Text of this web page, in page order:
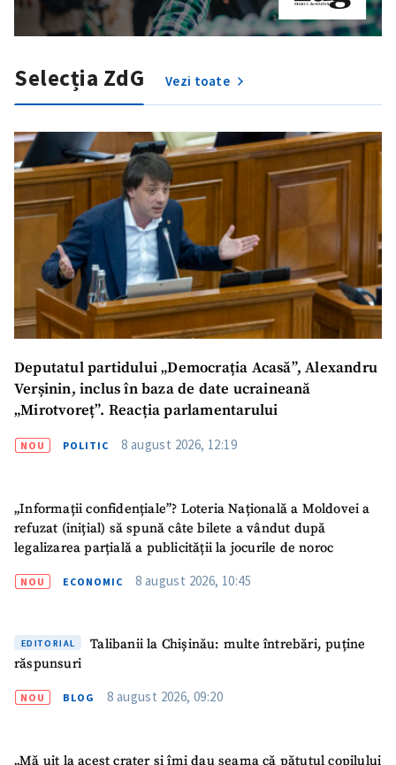
in English
на русском
Selecția ZdG Vezi toate
Deputatul partidului „Democrația Acasă”, Alexandru
Verșinin, inclus în baza de date ucraineană
„Mirotvoreț”. Reacția parlamentarului
NOU POLITIC 8 august 2026, 12:19
„Informații confidențiale”? Loteria Națională a Moldovei a
refuzat (inițial) să spună câte bilete a vândut după
legalizarea parțială a publicității la jocurile de noroc
NOU ECONOMIC 8 august 2026, 10:45
EDITORIAL
Talibanii la Chișinău: multe întrebări, puține
răspunsuri
NOU BLOG 8 august 2026, 09:20
„Mă uit la acest crater și îmi dau seama că pătuțul copilului